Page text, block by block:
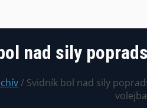
nad sily
/ Svidník bol nad sily